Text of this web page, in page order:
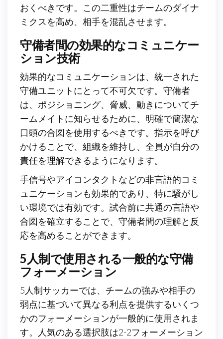
おくべきです。この二重性はチームのダイナ
ミクスを高め、相手を混乱させます。
守備者間の効果的なコミュニケー
ション技術
効果的なコミュニケーションは、統一された
守備ユニットにとって不可欠です。守備者
は、ポジショニング、脅威、動きについてチ
ームメイトに知らせるために、明確で簡潔な
口頭の合図を使用するべきです。指示を呼び
かけることで、組織を維持し、全員が自分の
責任を理解できるようになります。
手信号やアイコンタクトなどの非言語的コミ
ュニケーションも効果的であり、特に騒がし
い環境では有効です。試合前に共通の言語や
合図を確立することで、守備者間の理解と反
応を高めることができます。
5人制で使用される一般的な守備
フォーメーション
5人制サッカーでは、チームの強みや相手の
弱点に基づいて異なる利点を提供するいくつ
かのフォーメーションが一般的に使用されま
す。人気のある選択肢は2-2フォーメーション